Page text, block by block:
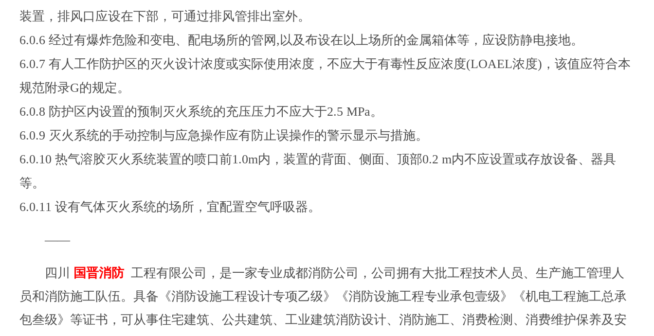
装置，排风口应设在下部，可通过排风管排出室外。
6.0.6 经过有爆炸危险和变电、配电场所的管网,以及布设在以上场所的金属箱体等，应设防静电接地。
6.0.7 有人工作防护区的灭火设计浓度或实际使用浓度，不应大于有毒性反应浓度(LOAEL浓度)，该值应符合本
规范附录G的规定。
6.0.8 防护区内设置的预制灭火系统的充压压力不应大于2.5 MPa。
6.0.9 灭火系统的手动控制与应急操作应有防止误操作的警示显示与措施。
6.0.10 热气溶胶灭火系统装置的喷口前1.0m内，装置的背面、侧面、顶部0.2 m内不应设置或存放设备、器具
等。
6.0.11 设有气体灭火系统的场所，宜配置空气呼吸器。
——
四川 国晋消防 工程有限公司，是一家专业成都消防公司，公司拥有大批工程技术人员、生产施工管理人
员和消防施工队伍。具备《消防设施工程设计专项乙级》《消防设施工程专业承包壹级》《机电工程施工总承
包叁级》等证书，可从事住宅建筑、公共建筑、工业建筑消防设计、消防施工、消费检测、消费维护保养及安